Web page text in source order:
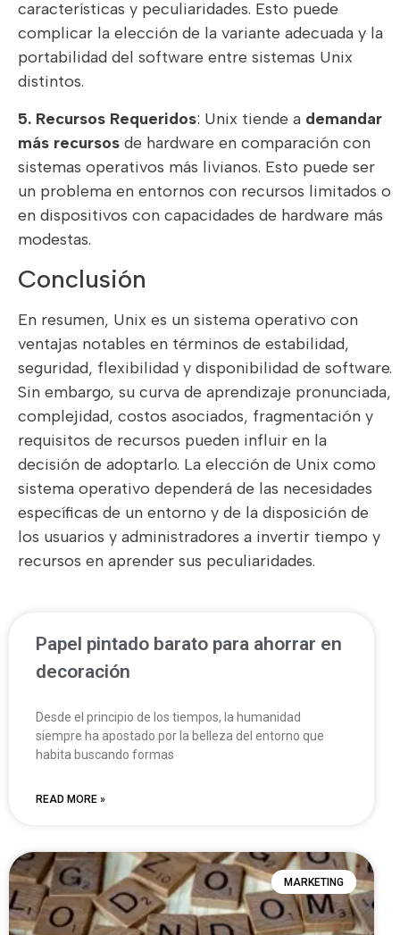
características y peculiaridades. Esto puede
complicar la elección de la variante adecuada y la
portabilidad del software entre sistemas Unix
distintos.
5. Recursos Requeridos: Unix tiende a demandar
más recursos de hardware en comparación con
sistemas operativos más livianos. Esto puede ser
un problema en entornos con recursos limitados o
en dispositivos con capacidades de hardware más
modestas.
Conclusión
En resumen, Unix es un sistema operativo con
ventajas notables en términos de estabilidad,
seguridad, flexibilidad y disponibilidad de software.
Sin embargo, su curva de aprendizaje pronunciada,
complejidad, costos asociados, fragmentación y
requisitos de recursos pueden influir en la
decisión de adoptarlo. La elección de Unix como
sistema operativo dependerá de las necesidades
específicas de un entorno y de la disposición de
los usuarios y administradores a invertir tiempo y
recursos en aprender sus peculiaridades.
Papel pintado barato para ahorrar en
decoración
Desde el principio de los tiempos, la humanidad
siempre ha apostado por la belleza del entorno que
habita buscando formas
READ MORE »
MARKETING